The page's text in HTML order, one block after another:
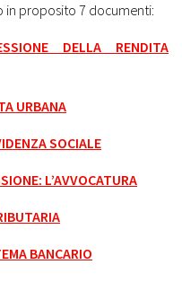
in proposito 7 documenti:
DELLA RENDITA
URBANA
SOCIALE
L’AVVOCATURA
BANCARIO